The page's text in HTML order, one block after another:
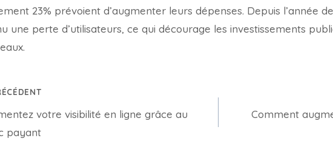
23% prévoient d’augmenter leurs dépenses. Depuis l’année
une perte d’utilisateurs, ce qui décourage les investissements
votre visibilité en ligne grâce au
payant
Comment